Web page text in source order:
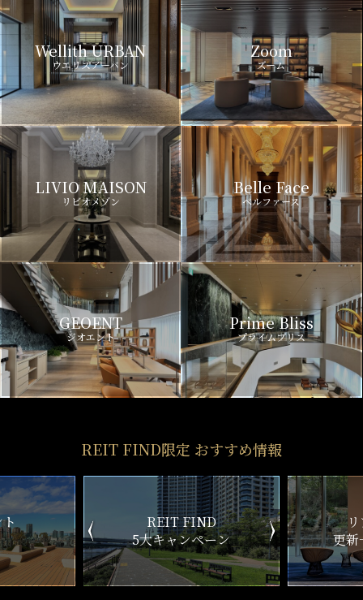
Wellith URBAN
ウエリスアーバン
Zoom
ズーム
LIVIO MAISON
リビオメゾン
Belle Face
ベルファース
GEOENT
ジオエント
Prime Bliss
プライムブリス
REIT FIND限定 おすすめ情報
ン
リアルタイム
更新一覧チェック
新